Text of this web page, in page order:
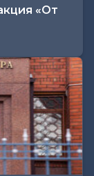
«От